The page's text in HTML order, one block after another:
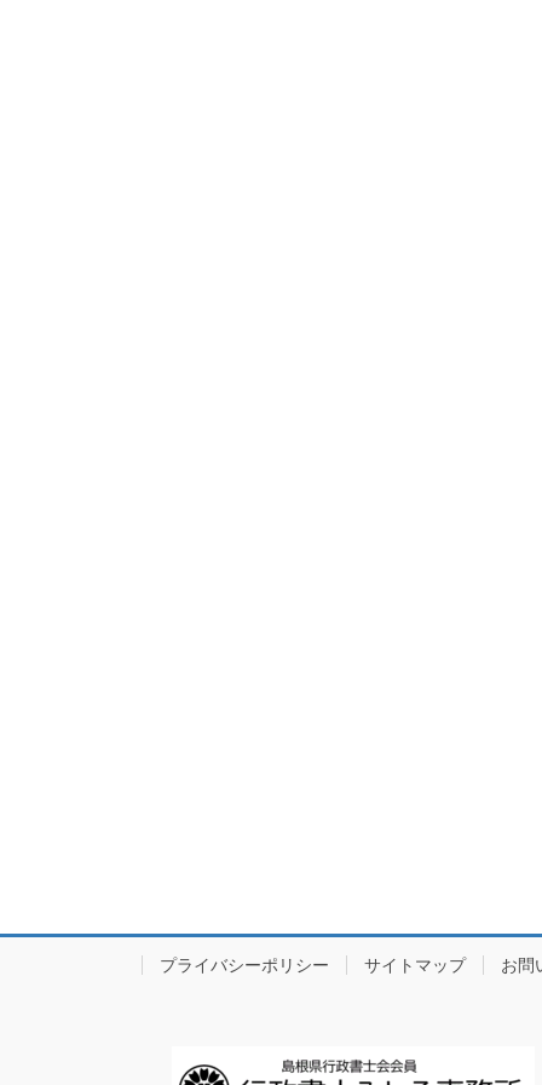
プライバシーポリシー サイトマップ お問